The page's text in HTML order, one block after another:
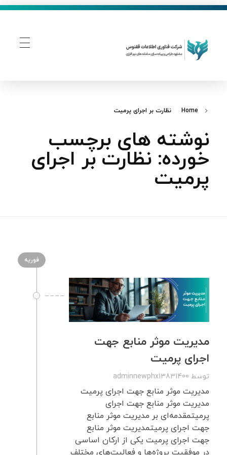
Home نظارت بر اجرای پرمیت
نوشته های برچسب
خورده: نظارت بر اجرای
پرمیت
فوریه
مدیریت موثر منابع جهت
اجرای پرمیت
توسط adminnewphx13831400
مدیریت موثر منابع جهت اجرای پرمیت
مدیریت موثر منابع جهت اجرای
پرمیتمقدمه‌ای بر مدیریت موثر منابع
جهت اجرای پرمیتمدیریت موثر منابع
جهت اجرای پرمیت یکی از ارکان اساسی
در موفقیت پروژه‌ها و فعالیت‌های مختلف